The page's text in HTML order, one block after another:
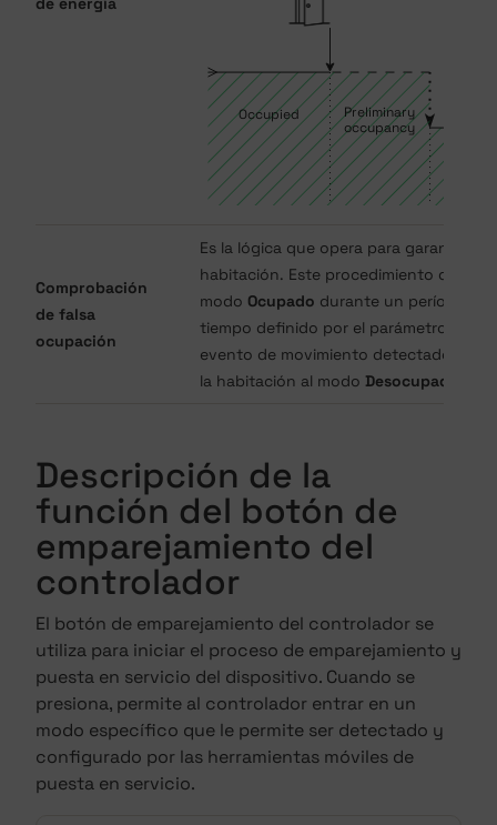
Comprobación
de falsa
ocupación
Es la lógica que opera para garantizar
habitación. Este procedimiento de
modo Ocupado durante un período
tiempo definido por el parámetro
evento de movimiento detectado por
la habitación al modo Desocupado
Descripción de la
función del botón de
emparejamiento del
controlador
El botón de emparejamiento del controlador se
utiliza para iniciar el proceso de emparejamiento y
puesta en servicio del dispositivo. Cuando se
presiona, permite al controlador entrar en un
modo específico que le permite ser detectado y
configurado por las herramientas móviles de
puesta en servicio.